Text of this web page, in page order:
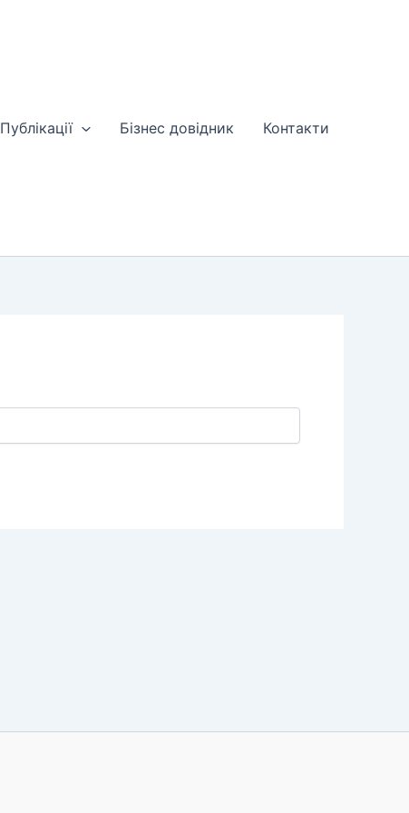
Публікації Бізнес довідник Контакти